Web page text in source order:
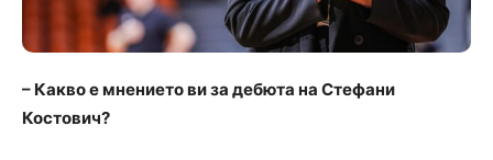
– Какво е мнението ви за дебюта на Стефани
Костович?